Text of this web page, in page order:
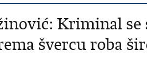
Kriminal se
švercu roba